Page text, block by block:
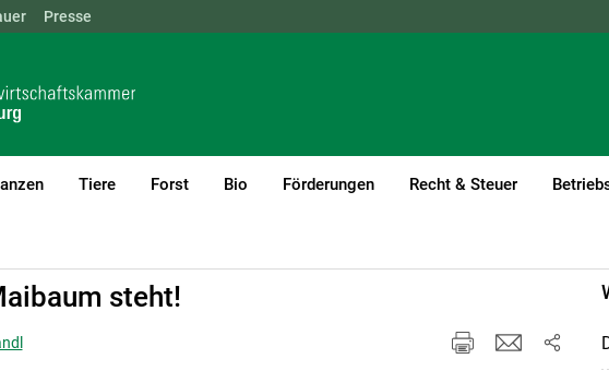
BGLD KTN
Presse
Tiere Forst Bio Förderungen Recht & Steuer
steht!